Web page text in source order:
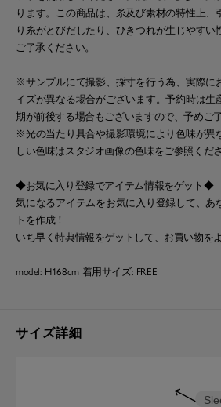
ります。この商品は、糸及び素材の特性上、
り糸がとびだしたり、ひきつれが生じやすい
ご了承ください。
※サンプルにて撮影、採寸を行う為、実際に
イズが異なる場合がございます。予約時は生
期が前後する場合もございますので、予めご
※光の当たり具合や撮影環境により色味が異
しい色味はスタジオ画像の色味をご参照くださ
◆お気に入り登録でアイテム情報をゲット◆
気になるアイテムをお気に入り登録して、あ
トを作成！
いち早く特典情報をゲットして、お買い物を
model: H168cm 着用サイズ: FREE
サイズ詳細